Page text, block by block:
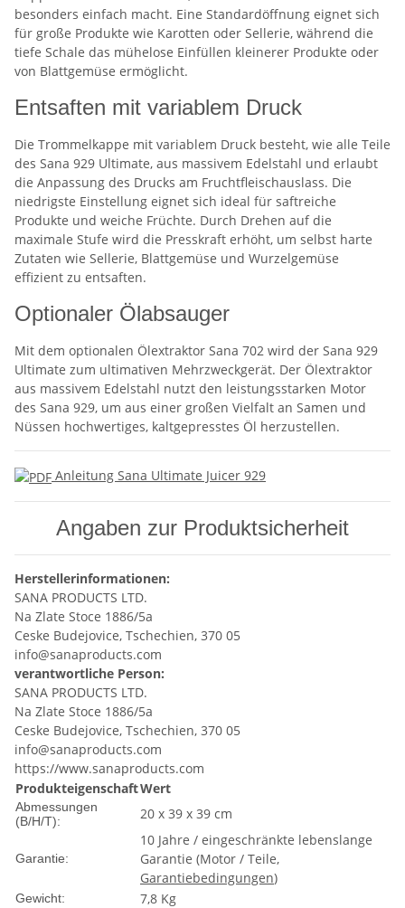
besonders einfach macht. Eine Standardöffnung eignet sich
für große Produkte wie Karotten oder Sellerie, während die
tiefe Schale das mühelose Einfüllen kleinerer Produkte oder
von Blattgemüse ermöglicht.
Entsaften mit variablem Druck
Die Trommelkappe mit variablem Druck besteht, wie alle Teile
des Sana 929 Ultimate, aus massivem Edelstahl und erlaubt
die Anpassung des Drucks am Fruchtfleischauslass. Die
niedrigste Einstellung eignet sich ideal für saftreiche
Produkte und weiche Früchte. Durch Drehen auf die
maximale Stufe wird die Presskraft erhöht, um selbst harte
Zutaten wie Sellerie, Blattgemüse und Wurzelgemüse
effizient zu entsaften.
Optionaler Ölabsauger
Mit dem optionalen Ölextraktor Sana 702 wird der Sana 929
Ultimate zum ultimativen Mehrzweckgerät. Der Ölextraktor
aus massivem Edelstahl nutzt den leistungsstarken Motor
des Sana 929, um aus einer großen Vielfalt an Samen und
Nüssen hochwertiges, kaltgepresstes Öl herzustellen.
Anleitung Sana Ultimate Juicer 929
Angaben zur Produktsicherheit
Herstellerinformationen:
SANA PRODUCTS LTD.
Na Zlate Stoce 1886/5a
Ceske Budejovice, Tschechien, 370 05
info@sanaproducts.com
verantwortliche Person:
SANA PRODUCTS LTD.
Na Zlate Stoce 1886/5a
Ceske Budejovice, Tschechien, 370 05
info@sanaproducts.com
https://www.sanaproducts.com
ProdukteigenschaftWert
Abmessungen
(B/H/T):
20 x 39 x 39 cm
Garantie:
10 Jahre / eingeschränkte lebenslange
Garantie (Motor / Teile,
Garantiebedingungen)
Gewicht: 7,8 Kg